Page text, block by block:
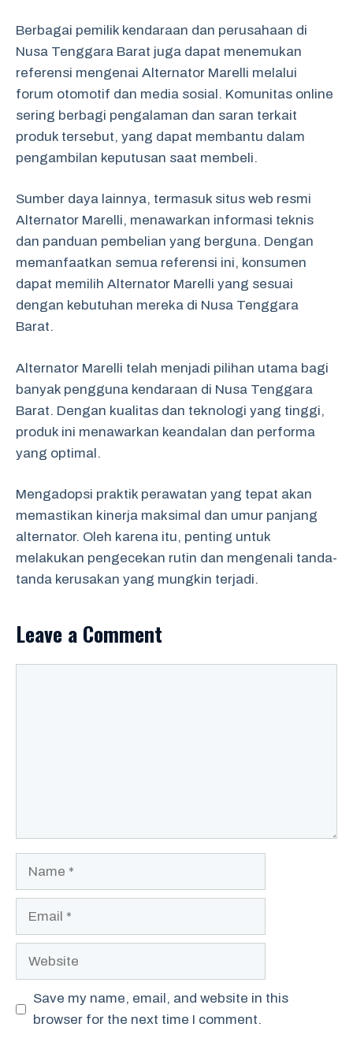
Berbagai pemilik kendaraan dan perusahaan di
Nusa Tenggara Barat juga dapat menemukan
referensi mengenai Alternator Marelli melalui
forum otomotif dan media sosial. Komunitas online
sering berbagi pengalaman dan saran terkait
produk tersebut, yang dapat membantu dalam
pengambilan keputusan saat membeli.
Sumber daya lainnya, termasuk situs web resmi
Alternator Marelli, menawarkan informasi teknis
dan panduan pembelian yang berguna. Dengan
memanfaatkan semua referensi ini, konsumen
dapat memilih Alternator Marelli yang sesuai
dengan kebutuhan mereka di Nusa Tenggara
Barat.
Alternator Marelli telah menjadi pilihan utama bagi
banyak pengguna kendaraan di Nusa Tenggara
Barat. Dengan kualitas dan teknologi yang tinggi,
produk ini menawarkan keandalan dan performa
yang optimal.
Mengadopsi praktik perawatan yang tepat akan
memastikan kinerja maksimal dan umur panjang
alternator. Oleh karena itu, penting untuk
melakukan pengecekan rutin dan mengenali tanda-
tanda kerusakan yang mungkin terjadi.
Leave a Comment
Website
Save my name, email, and website in this
browser for the next time I comment.